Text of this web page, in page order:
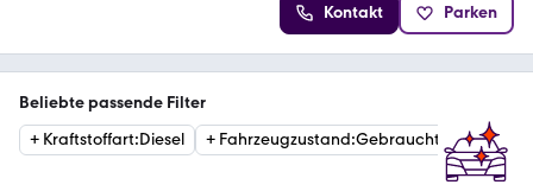
Kontakt Parken
Beliebte passende Filter
+ Kraftstoffart:Diesel + Fahrzeugzustand:Gebraucht +